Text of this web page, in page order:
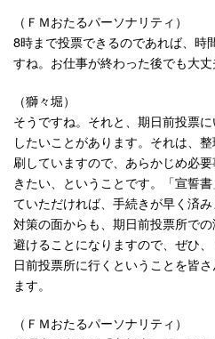
（ＦＭおたるパーソナリティ）
8時まで投票できるのであれば、時
すね。お仕事が終わった後でも大丈
（獅々堀）
そうですね。それと、期日前投票
したいことがあります。それは、
刷していますので、あらかじめ必
きたい、ということです。「宣誓
ていただければ、手続きが早く済
対策の面からも、期日前投票所で
避けることになりますので、ぜひ
日前投票所に行くということを皆
ます。
（ＦＭおたるパーソナリティ）